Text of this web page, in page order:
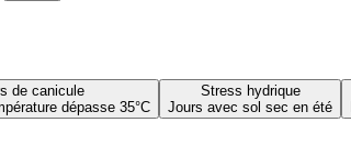
de canicule
dépasse 35°C
Stress hydrique
Jours avec sol sec en été